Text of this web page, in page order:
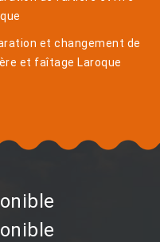
et changement de
et faîtage Laroque